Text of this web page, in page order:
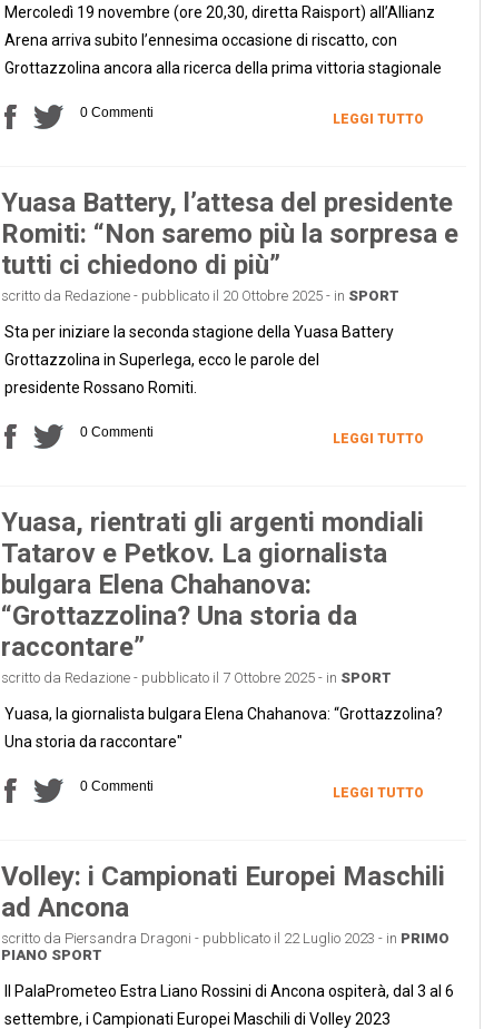
Mercoledì 19 novembre (ore 20,30, diretta Raisport) all’Allianz
Arena arriva subito l’ennesima occasione di riscatto, con
Grottazzolina ancora alla ricerca della prima vittoria stagionale
0 Commenti LEGGI TUTTO
Yuasa Battery, l’attesa del presidente
Romiti: “Non saremo più la sorpresa e
tutti ci chiedono di più”
scritto da Redazione - pubblicato il 20 Ottobre 2025 - in SPORT
Sta per iniziare la seconda stagione della Yuasa Battery
Grottazzolina in Superlega, ecco le parole del
presidente Rossano Romiti.
0 Commenti LEGGI TUTTO
Yuasa, rientrati gli argenti mondiali
Tatarov e Petkov. La giornalista
bulgara Elena Chahanova:
“Grottazzolina? Una storia da
raccontare”
scritto da Redazione - pubblicato il 7 Ottobre 2025 - in SPORT
Yuasa, la giornalista bulgara Elena Chahanova: “Grottazzolina?
Una storia da raccontare"
0 Commenti LEGGI TUTTO
Volley: i Campionati Europei Maschili
ad Ancona
scritto da Piersandra Dragoni - pubblicato il 22 Luglio 2023 - in PRIMO
PIANO SPORT
Il PalaPrometeo Estra Liano Rossini di Ancona ospiterà, dal 3 al 6
settembre, i Campionati Europei Maschili di Volley 2023